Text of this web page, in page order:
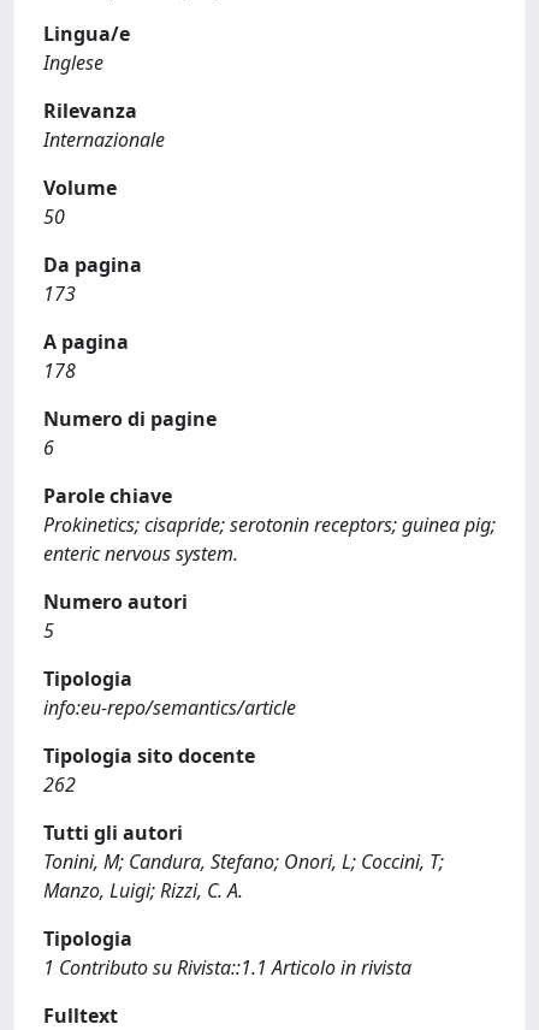
Lingua/e
Inglese
Rilevanza
Internazionale
Volume
50
Da pagina
173
A pagina
178
Numero di pagine
6
Parole chiave
Prokinetics; cisapride; serotonin receptors; guinea pig;
enteric nervous system.
Numero autori
5
Tipologia
info:eu-repo/semantics/article
Tipologia sito docente
262
Tutti gli autori
Tonini, M; Candura, Stefano; Onori, L; Coccini, T;
Manzo, Luigi; Rizzi, C. A.
Tipologia
1 Contributo su Rivista::1.1 Articolo in rivista
Fulltext